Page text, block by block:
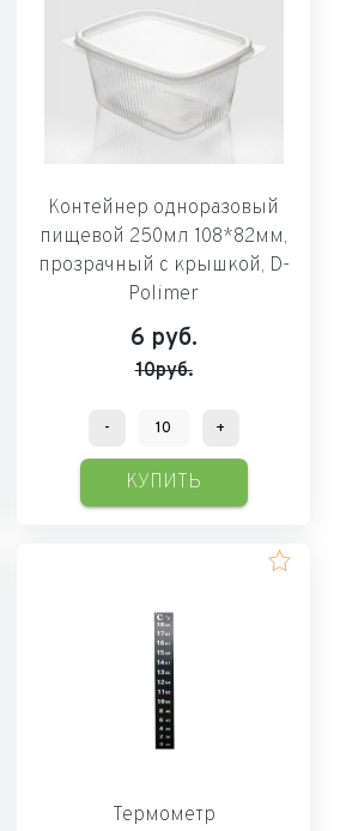
Контейнер одноразовый
пищевой 250мл 108*82мм,
прозрачный с крышкой, D-
Polimer
6 руб.
10руб.
- +
КУПИТЬ
Термометр